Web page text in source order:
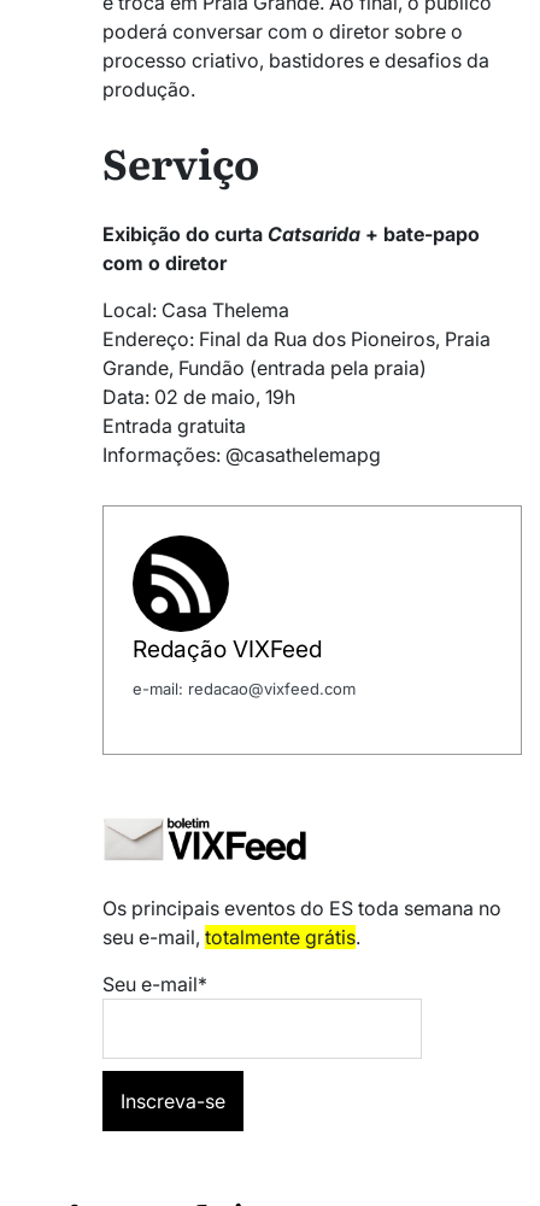
poderá conversar com o diretor sobre o
processo criativo, bastidores e desafios da
produção.
Serviço
Exibição do curta Catsarida + bate-papo
com o diretor
Local: Casa Thelema
Endereço: Final da Rua dos Pioneiros, Praia
Grande, Fundão (entrada pela praia)
Data: 02 de maio, 19h
Entrada gratuita
Informações: @casathelemapg
Redação VIXFeed
e-mail: redacao@vixfeed.com
Os principais eventos do ES toda semana no
seu e-mail, totalmente grátis.
Seu e-mail*